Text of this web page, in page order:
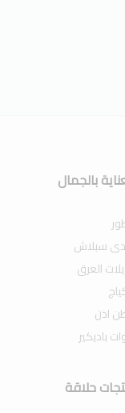
بالجمال
سبلاش
العرق
اذن
باديكير
حلاقة